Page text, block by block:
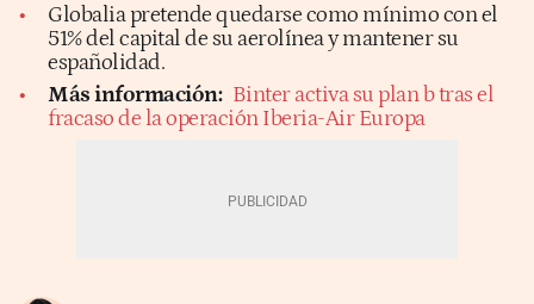
Globalia pretende quedarse como mínimo con el
51% del capital de su aerolínea y mantener su
españolidad.
Más información: Binter activa su plan b tras el
fracaso de la operación Iberia-Air Europa